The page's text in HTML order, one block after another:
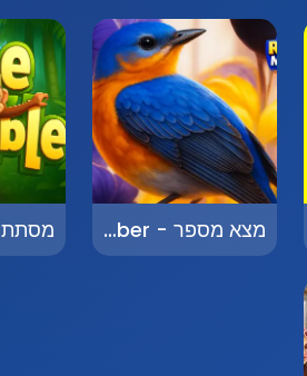
מצא מספר - Find the Number